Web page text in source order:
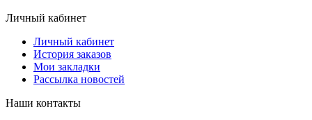
Личный кабинет
Личный кабинет
История заказов
Мои закладки
Рассылка новостей
Наши контакты